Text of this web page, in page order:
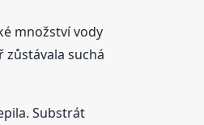
množství vody
zůstávala suchá
Substrát